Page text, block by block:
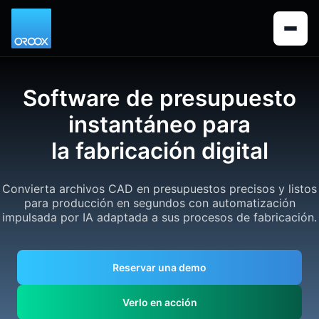
Software de presupuesto
instantáneo para
la fabricación digital
Convierta archivos CAD en presupuestos precisos y listos
para producción en segundos con automatización
impulsada por IA adaptada a sus procesos de fabricación.
Reservar una demo
Verlo en acción